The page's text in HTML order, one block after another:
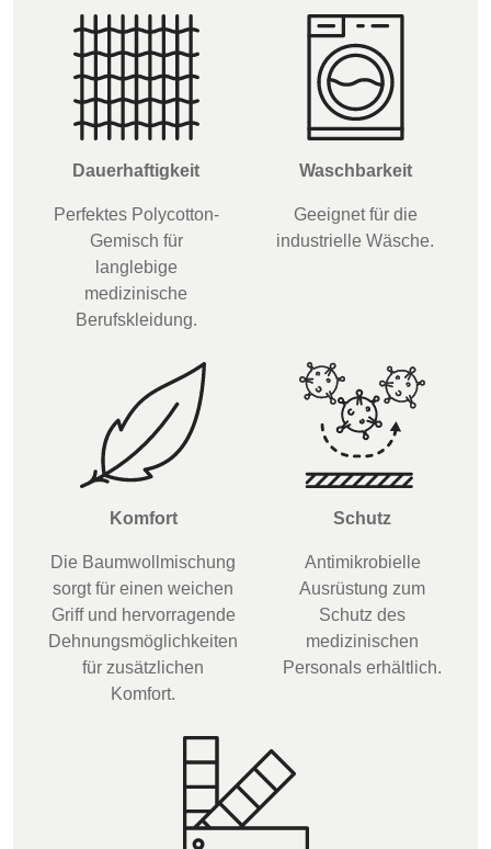
Dauerhaftigkeit
Perfektes Polycotton-
Gemisch für
langlebige
medizinische
Berufskleidung.
Waschbarkeit
Geeignet für die
industrielle Wäsche.
Komfort
Die Baumwollmischung
sorgt für einen weichen
Griff und hervorragende
Dehnungsmöglichkeiten
für zusätzlichen
Komfort.
Schutz
Antimikrobielle
Ausrüstung zum
Schutz des
medizinischen
Personals erhältlich.